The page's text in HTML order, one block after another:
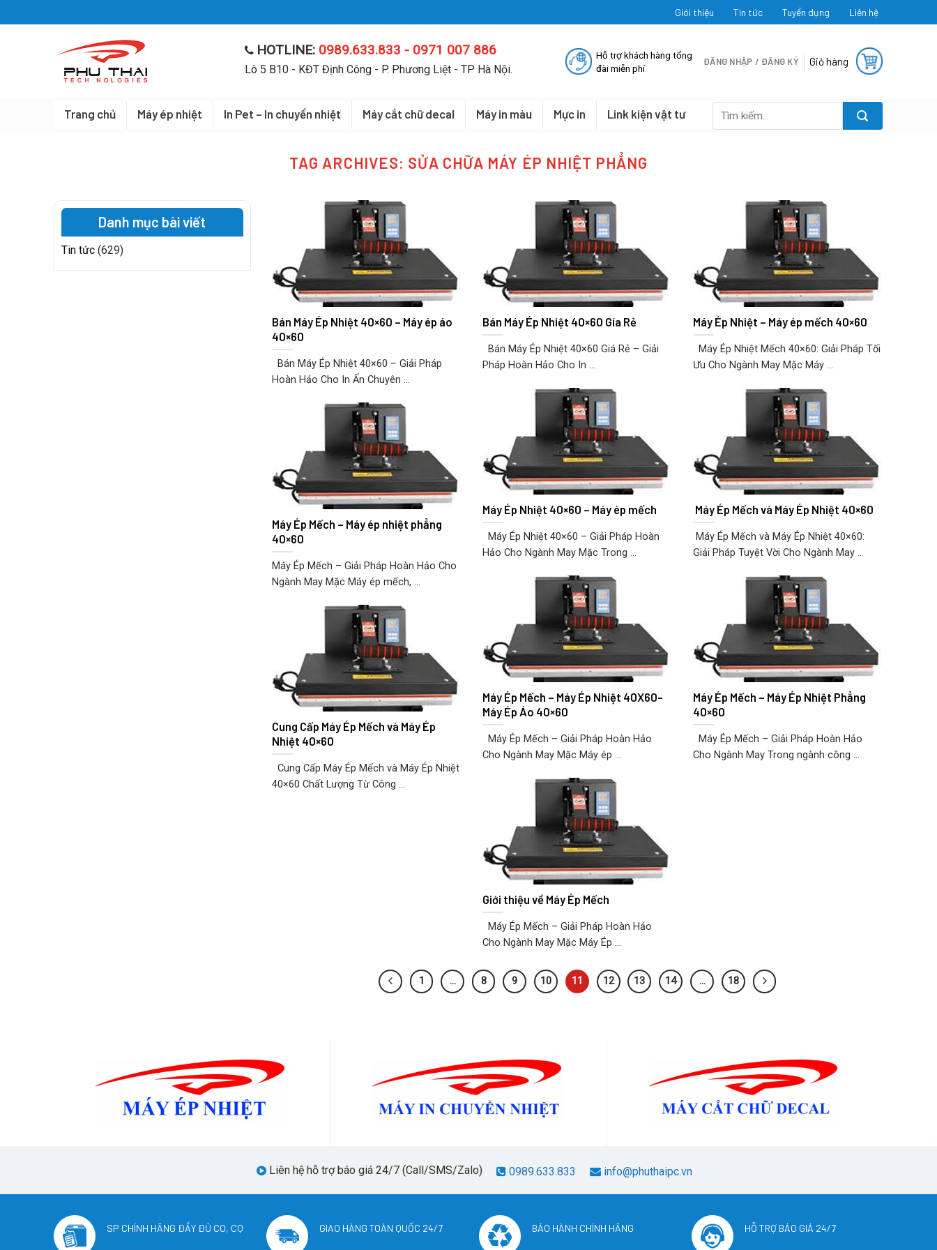
to
Giới thiệu Tin tức Tuyển dụng Liên hệ
HOTLINE: 0989.633.833 - 0971 007 886
Lô 5 B10 - KĐT Định Công - P. Phương Liệt - TP Hà Nội.
Hỗ trợ khách hàng tổng
đài miễn phí
ĐĂNG NHẬP / ĐĂNG KÝ Giỏ hàng
Trang chủ Máy ép nhiệt In Pet – In chuyển nhiệt Máy cắt chữ decal Máy in màu Mực in Link kiện vật tư Tìm
TAG ARCHIVES: SỬA CHỮA MÁY ÉP NHIỆT PHẲNG
Danh mục bài viết
Tin tức (629)
Bán Máy Ép Nhiệt 40×60 – Máy ép áo
40×60
Bán Máy Ép Nhiệt 40×60 – Giải Pháp
Hoàn Hảo Cho In Ấn Chuyên ...
Bán Máy Ép Nhiệt 40×60 Gía Rẻ
Bán Máy Ép Nhiệt 40×60 Giá Rẻ – Giải
Pháp Hoàn Hảo Cho In ...
Máy Ép Nhiệt – Máy ép mếch 40×60
Máy Ép Nhiệt Mếch 40×60: Giải Pháp Tối
Ưu Cho Ngành May Mặc Máy ...
Máy Ép Nhiệt 40×60 – Máy ép mếch
Máy Ép Nhiệt 40×60 – Giải Pháp Hoàn
Hảo Cho Ngành May Mặc Trong ...
Máy Ép Mếch và Máy Ép Nhiệt 40×60
Máy Ép Mếch và Máy Ép Nhiệt 40×60:
Giải Pháp Tuyệt Vời Cho Ngành May ...
Máy Ép Mếch – Máy ép nhiệt phẳng
40×60
Máy Ép Mếch – Giải Pháp Hoàn Hảo Cho
Ngành May Mặc Máy ép mếch, ...
Máy Ép Mếch – Máy Ép Nhiệt 40X60-
Máy Ép Áo 40×60
Máy Ép Mếch – Giải Pháp Hoàn Hảo
Cho Ngành May Mặc Máy ép ...
Máy Ép Mếch – Máy Ép Nhiệt Phẳng
40×60
Máy Ép Mếch – Giải Pháp Hoàn Hảo
Cho Ngành May Trong ngành công ...
Cung Cấp Máy Ép Mếch và Máy Ép
Nhiệt 40×60
Cung Cấp Máy Ép Mếch và Máy Ép Nhiệt
40×60 Chất Lượng Từ Công ...
Giới thiệu về Máy Ép Mếch
Máy Ép Mếch – Giải Pháp Hoàn Hảo
Cho Ngành May Mặc Máy Ép ...
1 … 8 9 10 11 12 13 14 … 18
Liên hệ hỗ trợ báo giá 24/7 (Call/SMS/Zalo) 0989.633.833 info@phuthaipc.vn
SP CHÍNH HÃNG ĐẦY ĐỦ CO, CQ GIAO HÀNG TOÀN QUỐC 24/7 BẢO HÀNH CHÍNH HÃNG HỖ TRỢ BÁO GIÁ 24/7